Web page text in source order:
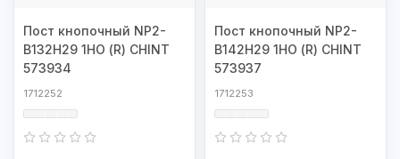
Пост кнопочный NP2-
B132H29 1НО (R) CHINT
573934
1712252
Пост кнопочный NP2-
B142H29 1НО (R) CHINT
573937
1712253